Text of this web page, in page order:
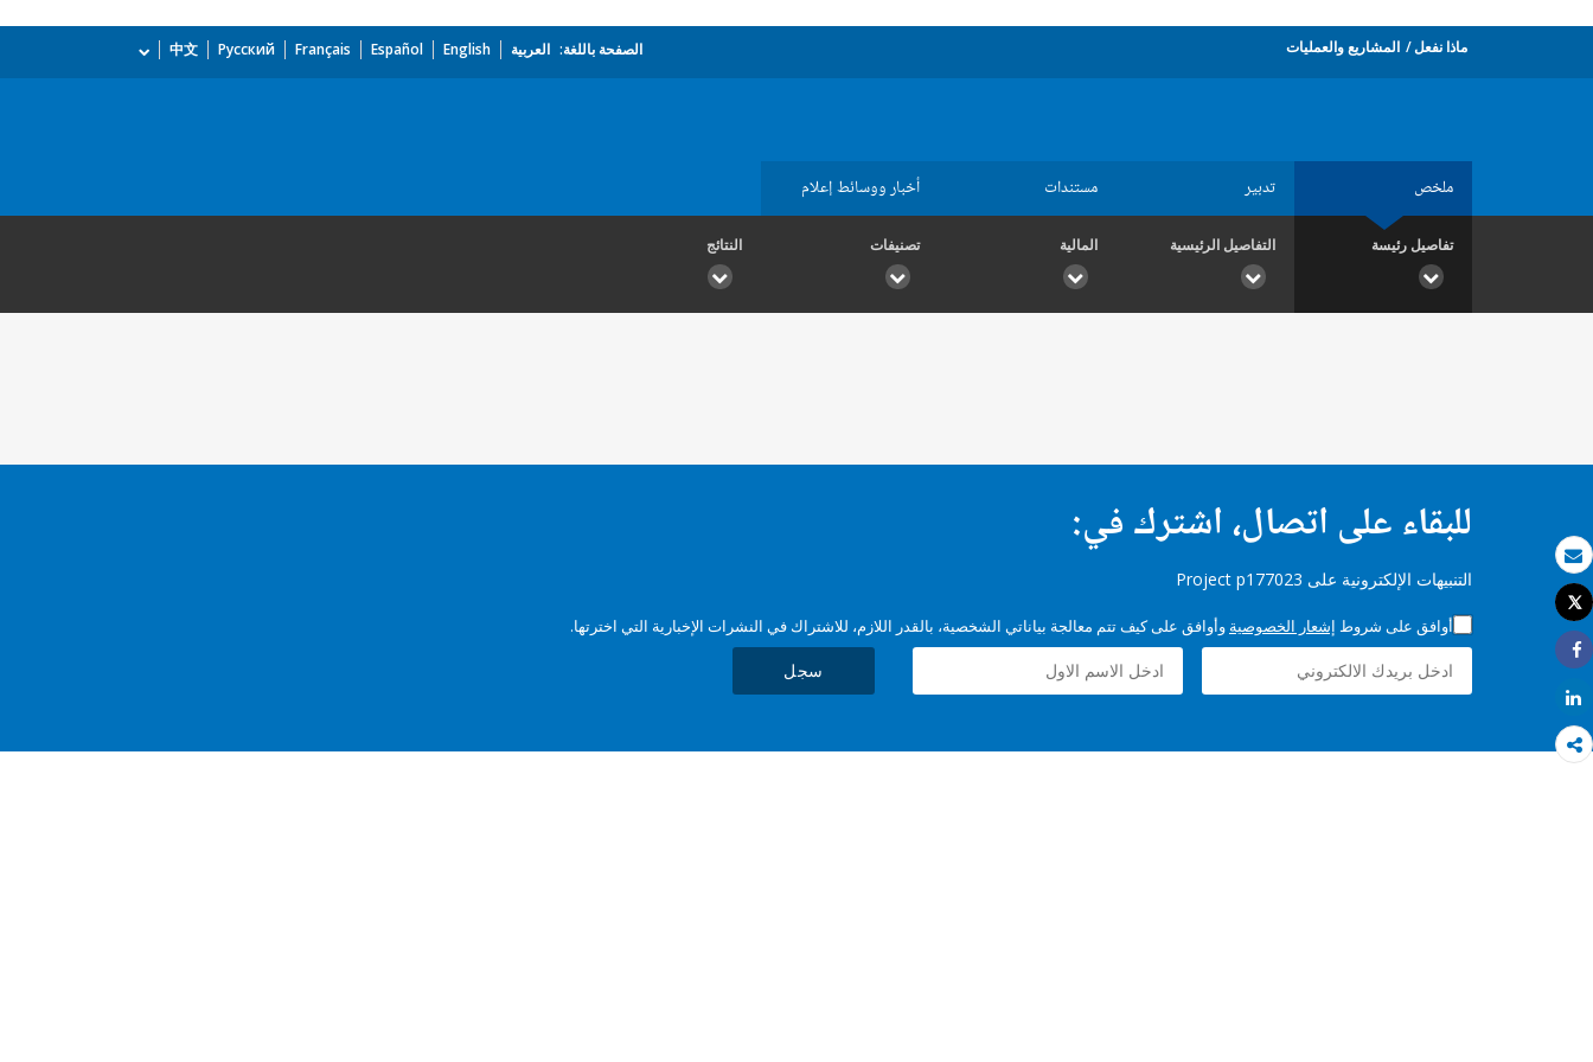
بريد الكتروني
طباعة
Tweet
Share
Share
ماذا نفعل المشاريع والعمليات الصفحة باللغة: العربية English
Español
Français
Русский
中文
ملخص تدبير مستندات أخبار ووسائط إعلام
تفاصيل رئيسة التفاصيل الرئيسية المالية تصنيفات النتائج
للبقاء على اتصال، اشترك في:
التنبيهات الإلكترونية على Project p177023
أوافق على شروط إشعار الخصوصية وأوافق على كيف تتم معالجة بياناتي الشخصية، بالقدر اللازم، للاشتراك في النشرات الإخبارية التي اخترتها.
سجل